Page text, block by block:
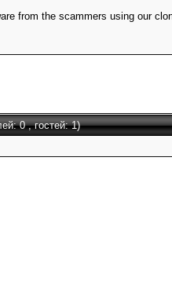
from the scammers using our
0 , гостей: 1)